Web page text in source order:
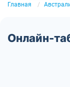
Главная
Онлайн-